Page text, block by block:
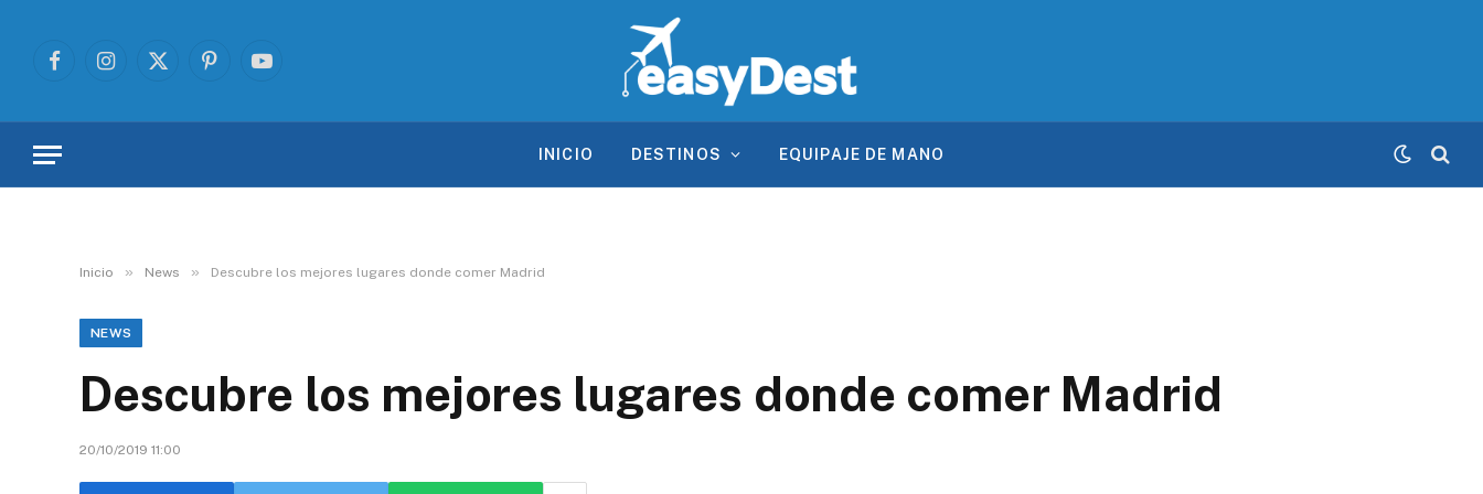
FacebookInstagram
X
PinterestYouTube
INICIO DESTINOS EQUIPAJE DE MANO
Inicio » News » Descubre los mejores lugares donde comer Madrid
NEWS
Descubre los mejores lugares donde comer Madrid
20/10/2019 11:00